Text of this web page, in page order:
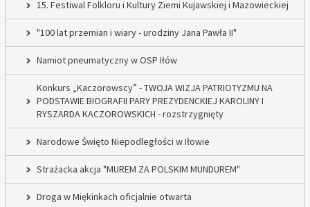
15. Festiwal Folkloru i Kultury Ziemi Kujawskiej i Mazowieckiej
"100 lat przemian i wiary - urodziny Jana Pawła II"
Namiot pneumatyczny w OSP Iłów
Konkurs „Kaczorowscy” - TWOJA WIZJA PATRIOTYZMU NA
PODSTAWIE BIOGRAFII PARY PREZYDENCKIEJ KAROLINY I
RYSZARDA KACZOROWSKICH - rozstrzygnięty
Narodowe Święto Niepodległości w Iłowie
Strażacka akcja "MUREM ZA POLSKIM MUNDUREM"
Droga w Miękinkach oficjalnie otwarta